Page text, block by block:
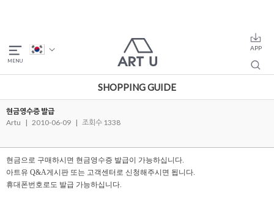
SHOPPING GUIDE
현금영수증 발급
Artu
| 2010-06-09 | 조회수 1338
현금으로 구매하시면 현금영수증 발급이 가능하십니다.
아트유 Q&A게시판 또는 고객센터 로 신청해주시면 됩니다.
휴대폰번호로도 발급 가능하십니다.